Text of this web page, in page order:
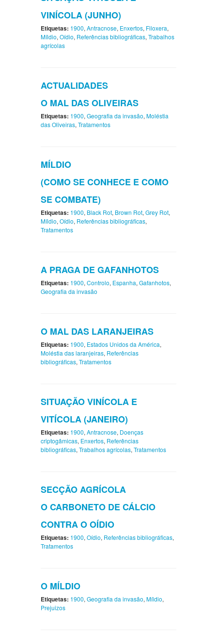
VINÍCOLA (JUNHO)
Etiquetas: 1900, Antracnose, Enxertos, Filoxera,
Míldio, Oídio, Referências bibliográficas, Trabalhos
agrícolas
ACTUALIDADES
O MAL DAS OLIVEIRAS
Etiquetas: 1900, Geografia da invasão, Moléstia
das Oliveiras, Tratamentos
MÍLDIO
(COMO SE CONHECE E COMO
SE COMBATE)
Etiquetas: 1900, Black Rot, Brown Rot, Grey Rot,
Míldio, Oídio, Referências bibliográficas,
Tratamentos
A PRAGA DE GAFANHOTOS
Etiquetas: 1900, Controlo, Espanha, Gafanhotos,
Geografia da invasão
O MAL DAS LARANJEIRAS
Etiquetas: 1900, Estados Unidos da América,
Moléstia das laranjeiras, Referências
bibliográficas, Tratamentos
SITUAÇÃO VINÍCOLA E
VITÍCOLA (JANEIRO)
Etiquetas: 1900, Antracnose, Doenças
criptogâmicas, Enxertos, Referências
bibliográficas, Trabalhos agrícolas, Tratamentos
SECÇÃO AGRÍCOLA
O CARBONETO DE CÁLCIO
CONTRA O OÍDIO
Etiquetas: 1900, Oídio, Referências bibliográficas,
Tratamentos
O MÍLDIO
Etiquetas: 1900, Geografia da invasão, Míldio,
Prejuizos